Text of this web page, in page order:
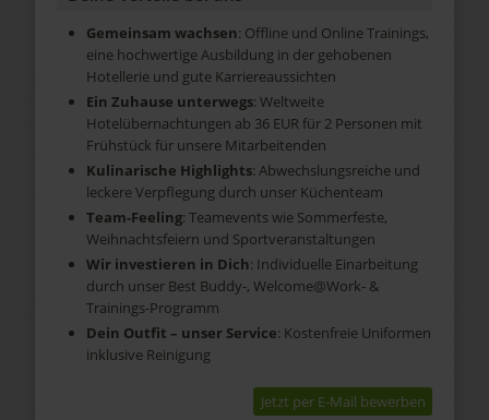
Gemeinsam wachsen: Offline und Online Trainings,
eine hochwertige Ausbildung in der gehobenen
Hotellerie und gute Karriereaussichten
Ein Zuhause unterwegs: Weltweite
Hotelübernachtungen ab 36 EUR für 2 Personen mit
Frühstück für unsere Mitarbeitenden
Kulinarische Highlights: Abwechslungsreiche und
leckere Verpflegung durch unser Küchenteam
Team-Feeling: Teamevents wie Sommerfeste,
Weihnachtsfeiern und Sportveranstaltungen
Wir investieren in Dich: Individuelle Einarbeitung
durch unser Best Buddy-, Welcome@Work- &
Trainings-Programm
Dein Outfit – unser Service: Kostenfreie Uniformen
inklusive Reinigung
Jetzt per E-Mail bewerben